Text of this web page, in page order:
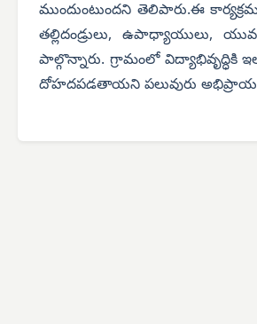
ముందుంటుందని తెలిపారు.ఈ
తల్లిదండ్రులు, ఉపాధ్యాయులు,
పాల్గొన్నారు. గ్రామంలో విద్యాభివృద్ధికి
దోహదపడతాయని పలువురు